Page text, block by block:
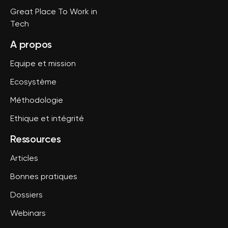
Great Place To Work in
Tech
A propos
Equipe et mission
Ecosystème
Méthodologie
Ethique et intégrité
Ressources
Articles
Bonnes pratiques
Dossiers
Webinars